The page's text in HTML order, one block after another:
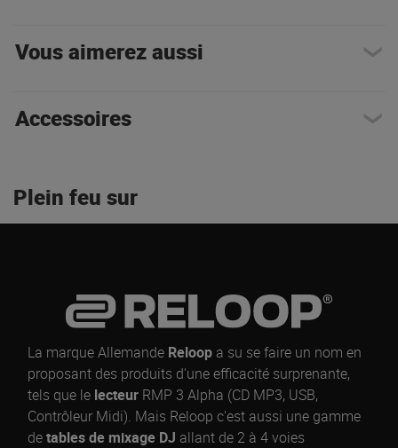
Vous aimerez aussi
Accessoires
Plein feu sur
La marque Allemande Reloop a su se faire un nom en
proposant des produits d'une efficacité surprenante,
tels que le lecteur RMP 3 Alpha (CD MP3, USB,
Contrôleur Midi). Mais Reloop c'est aussi une gamme
detables de mixage DJ allant de 2 à 4 voies